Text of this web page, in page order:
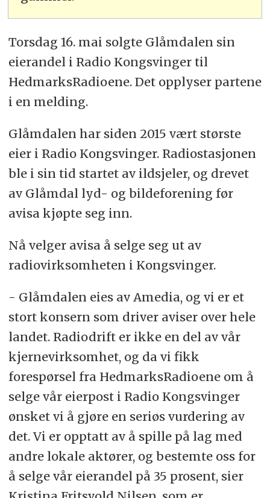
Torsdag 16. mai solgte Glåmdalen sin
eierandel i Radio Kongsvinger til
HedmarksRadioene. Det opplyser partene
i en melding.
Glåmdalen har siden 2015 vært største
eier i Radio Kongsvinger. Radiostasjonen
ble i sin tid startet av ildsjeler, og drevet
av Glåmdal lyd- og bildeforening før
avisa kjøpte seg inn.
Nå velger avisa å selge seg ut av
radiovirksomheten i Kongsvinger.
- Glåmdalen eies av Amedia, og vi er et
stort konsern som driver aviser over hele
landet. Radiodrift er ikke en del av vår
kjernevirksomhet, og da vi fikk
forespørsel fra HedmarksRadioene om å
selge vår eierpost i Radio Kongsvinger
ønsket vi å gjøre en seriøs vurdering av
det. Vi er opptatt av å spille på lag med
andre lokale aktører, og bestemte oss for
å selge vår eierandel på 35 prosent, sier